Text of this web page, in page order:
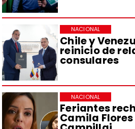
Chile y
reinicio de
consulares
NACIONAL
Feriantes
Camila
NACIONAL